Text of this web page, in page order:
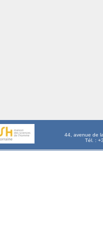
44, avenue de
Tél. :